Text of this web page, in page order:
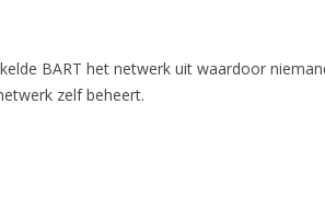
BART het netwerk uit waardoor
zelf beheert.